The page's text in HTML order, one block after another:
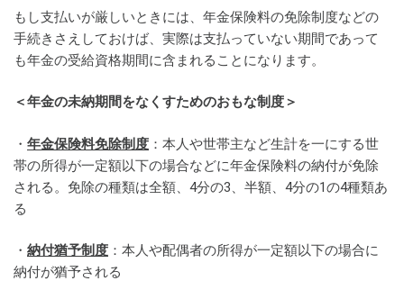
もし支払いが厳しいときには、年金保険料の免除制度などの
手続きさえしておけば、実際は支払っていない期間であって
も年金の受給資格期間に含まれることになります。
＜年金の未納期間をなくすためのおもな制度＞
・ 年金保険料免除制度 ：本人や世帯主など生計を一にする世
帯の所得が一定額以下の場合などに年金保険料の納付が免除
される。免除の種類は全額、4分の3、半額、4分の1の4種類あ
る
・ 納付猶予制度 ：本人や配偶者の所得が一定額以下の場合に
納付が猶予される